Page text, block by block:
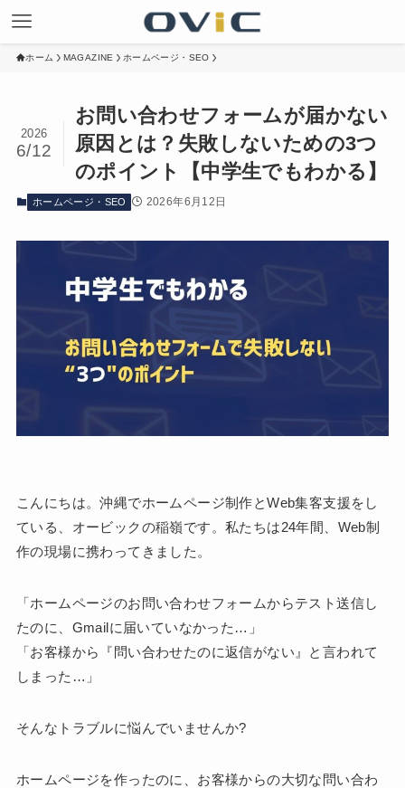
ホーム MAGAZINE ホームページ・SEO
お問い合わせフォームが届かない
原因とは？失敗しないための3つ
のポイント【中学生でもわかる】
2026
6/12
ホームページ・SEO 2026年6月12日
こんにちは。沖縄でホームページ制作とWeb集客支援をし
ている、オービックの稲嶺です。私たちは24年間、Web制
作の現場に携わってきました。
「ホームページのお問い合わせフォームからテスト送信し
たのに、Gmailに届いていなかった…」
「お客様から『問い合わせたのに返信がない』と言われて
しまった…」
そんなトラブルに悩んでいませんか?
ホームページを作ったのに、お客様からの大切な問い合わ